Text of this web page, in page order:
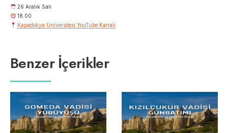
26 Aralık Salı
18.00
Kapadokya Üniversitesi YouTube Kanalı
Benzer İçerikler